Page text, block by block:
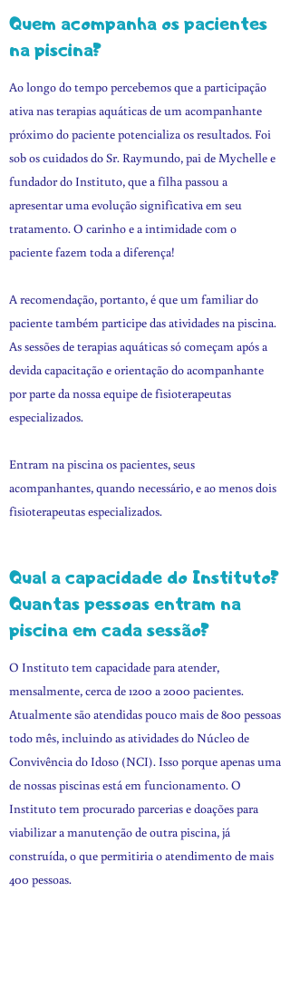
Quem acompanha os pacientes
na piscina?
Ao longo do tempo percebemos que a participação
ativa nas terapias aquáticas de um acompanhante
próximo do paciente potencializa os resultados. Foi
sob os cuidados do Sr. Raymundo, pai de Mychelle e
fundador do Instituto, que a filha passou a
apresentar uma evolução significativa em seu
tratamento. O carinho e a intimidade com o
paciente fazem toda a diferença!
A recomendação, portanto, é que um familiar do
paciente também participe das atividades na piscina.
As sessões de terapias aquáticas só começam após a
devida capacitação e orientação do acompanhante
por parte da nossa equipe de fisioterapeutas
especializados.
Entram na piscina os pacientes, seus
acompanhantes, quando necessário, e ao menos dois
fisioterapeutas especializados.
Qual a capacidade do Instituto?
Quantas pessoas entram na
piscina em cada sessão?
O Instituto tem capacidade para atender,
mensalmente, cerca de 1200 a 2000 pacientes.
Atualmente são atendidas pouco mais de 800 pessoas
todo mês, incluindo as atividades do Núcleo de
Convivência do Idoso (NCI). Isso porque apenas uma
de nossas piscinas está em funcionamento. O
Instituto tem procurado parcerias e doações para
viabilizar a manutenção de outra piscina, já
construída, o que permitiria o atendimento de mais
400 pessoas.